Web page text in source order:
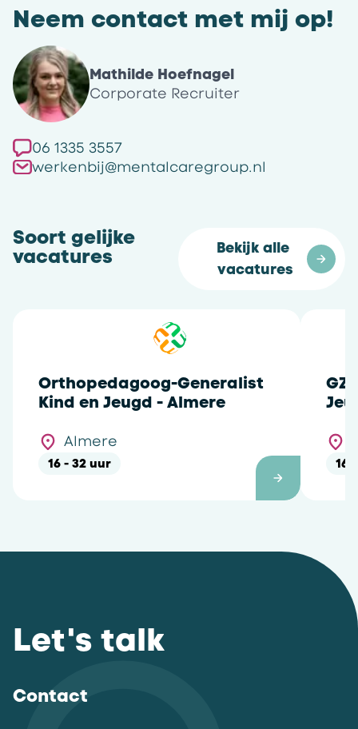
Neem contact met mij op!
Mathilde Hoefnagel
Corporate Recruiter
06 1335 3557
werkenbij@mentalcaregroup.nl
Soort gelijke
vacatures
Bekijk alle
vacatures
Orthopedagoog-Generalist
Kind en Jeugd - Almere
Almere
16 - 32 uur 16
Let's talk
Contact